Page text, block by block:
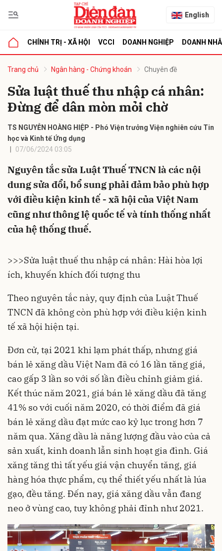
English
CHÍNH TRỊ - XÃ HỘI VCCI DOANH NGHIỆP DOANH
Trang chủ Ngân hàng - Chứng khoán Chuyên đề
Sửa luật thuế thu nhập cá nhân:
Đừng để dân mòn mỏi chờ
TS NGUYỄN HOÀNG HIỆP - Phó Viện trưởng Viện nghiên cứu Tin
học và Kinh tế Ứng dụng
07/06/2024 03:05
Nguyên tắc sửa Luật Thuế TNCN là các nội
dung sửa đổi, bổ sung phải đảm bảo phù hợp
với điều kiện kinh tế - xã hội của Việt Nam
cũng như thông lệ quốc tế và tính thống nhất
của hệ thống thuế.
>>>Sửa luật thuế thu nhập cá nhân: Hài hòa lợi
ích, khuyến khích đối tượng thu
Theo nguyên tắc này, quy định của Luật Thuế
TNCN đã không còn phù hợp với điều kiện kinh
tế xã hội hiện tại.
Đơn cử, tại 2021 khi lạm phát thấp, nhưng giá
bán lẻ xăng dầu Việt Nam đã có 16 lần tăng giá,
cao gấp 3 lần so với số lần điều chỉnh giảm giá.
Kết thúc năm 2021, giá bán lẻ xăng dầu đã tăng
41% so với cuối năm 2020, có thời điểm đã giá
bán lẻ xăng dầu đạt mức cao kỷ lục trong hơn 7
năm qua. Xăng dầu là năng lượng đầu vào của cả
sản xuất, kinh doanh lẫn sinh hoạt gia đình. Giá
xăng tăng thì tất yếu giá vận chuyển tăng, giá
hàng hóa thực phẩm, cụ thể thiết yếu nhất là lúa
gạo, đều tăng. Đến nay, giá xăng dầu vẫn đang
neo ở vùng cao, tuy không phải đỉnh như 2021.
luận
Hủy